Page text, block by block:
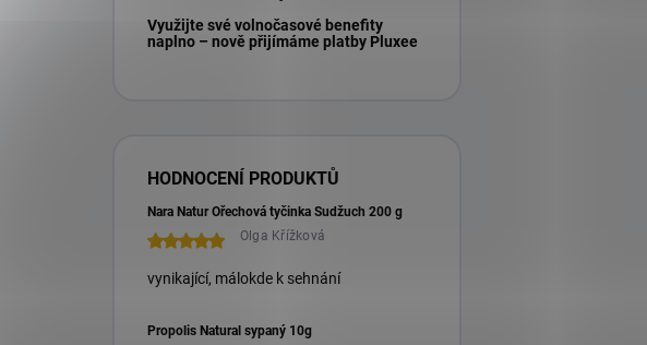
Využijte své volnočasové benefity
naplno – nově přijímáme platby Pluxee
HODNOCENÍ PRODUKTŮ
Nara Natur Ořechová tyčinka Sudžuch 200 g
Olga Křížková
vynikající, málokde k sehnání
Propolis Natural sypaný 10g